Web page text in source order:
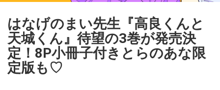
はなげのまい先生『高良くんと
天城くん』待望の3巻が発売決
定！8P小冊子付きとらのあな限
定版も♡